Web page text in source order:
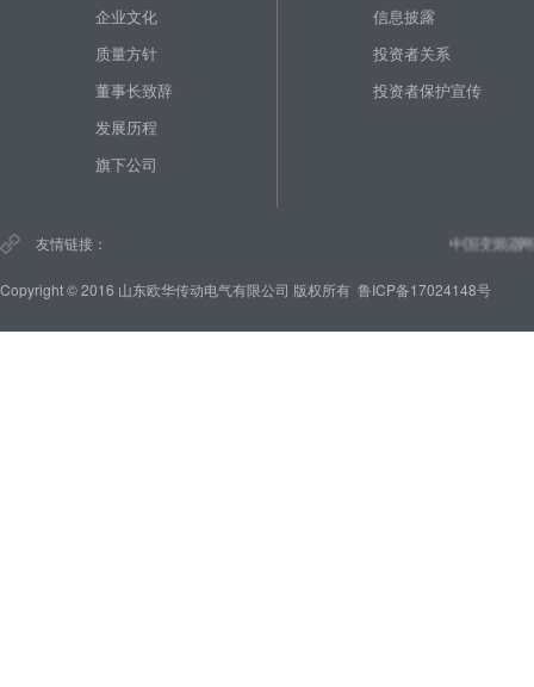
企业文化
质量方针
董事长致辞
发展历程
旗下公司
信息披露
投资者关系
投资者保护宣传
友情链接： 中国变频器网
Copyright © 2016 山东欧华传动电气有限公司 版权所有 鲁ICP备17024148号